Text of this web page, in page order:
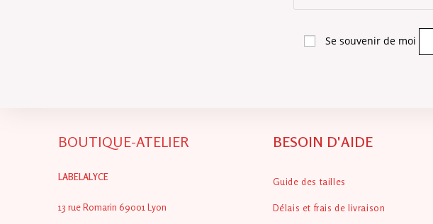
Se souvenir de moi
BOUTIQUE-ATELIER
LABELALYCE
13 rue Romarin 69001 Lyon
BESOIN D'AIDE
Guide des tailles
Délais et frais de livraison